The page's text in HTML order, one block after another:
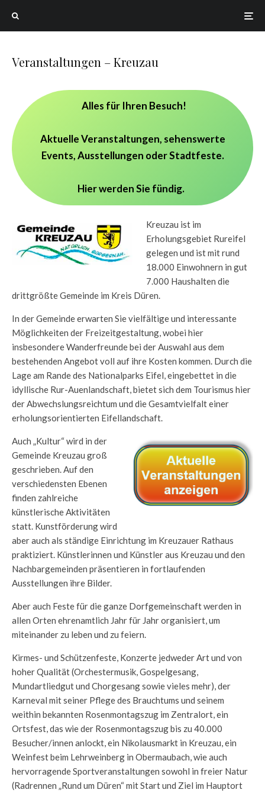
Veranstaltungen – Kreuzau
Alles für Ihren Besuch!
Aktuelle Veranstaltungen, sehenswerte
Events, Ausstellungen oder Stadtfeste.
Hier werden Sie fündig.
Kreuzau ist im
Erholungsgebiet Rureifel
gelegen und ist mit rund
18.000 Einwohnern in gut
7.000 Haushalten die
drittgrößte Gemeinde im Kreis Düren.
In der Gemeinde erwarten Sie vielfältige und interessante
Möglichkeiten der Freizeitgestaltung, wobei hier
insbesondere Wanderfreunde bei der Auswahl aus dem
bestehenden Angebot voll auf ihre Kosten kommen. Durch die
Lage am Rande des Nationalparks Eifel, eingebettet in die
idyllische Rur-Auenlandschaft, bietet sich dem Tourismus hier
der Abwechslungsreichtum und die Gesamtvielfalt einer
erholungsorientierten Eifellandschaft.
Auch „Kultur“ wird in der
Gemeinde Kreuzau groß
geschrieben. Auf den
verschiedensten Ebenen
finden zahlreiche
künstlerische Aktivitäten
statt. Kunstförderung wird
aber auch als ständige Einrichtung im Kreuzauer Rathaus
praktiziert. Künstlerinnen und Künstler aus Kreuzau und den
Nachbargemeinden präsentieren in fortlaufenden
Ausstellungen ihre Bilder.
Aber auch Feste für die ganze Dorfgemeinschaft werden in
allen Orten ehrenamtlich Jahr für Jahr organisiert, um
miteinander zu leben und zu feiern.
Kirmes- und Schützenfeste, Konzerte jedweder Art und von
hoher Qualität (Orchestermusik, Gospelgesang,
Mundartliedgut und Chorgesang sowie vieles mehr), der
Karneval mit seiner Pflege des Brauchtums und seinem
weithin bekannten Rosenmontagszug im Zentralort, ein
Ortsfest, das wie der Rosenmontagszug bis zu 40.000
Besucher/innen anlockt, ein Nikolausmarkt in Kreuzau, ein
Weinfest beim Lehrweinberg in Obermaubach, wie auch
hervorragende Sportveranstaltungen sowohl in freier Natur
(Radrennen „Rund um Düren“ mit Start und Ziel im Hauptort